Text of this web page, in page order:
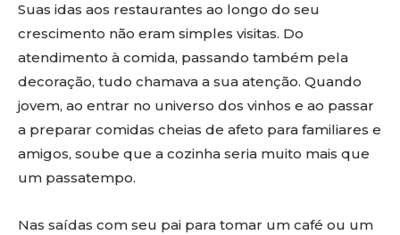
Suas idas aos restaurantes ao longo do seu
crescimento não eram simples visitas. Do
atendimento à comida, passando também pela
decoração, tudo chamava a sua atenção. Quando
jovem, ao entrar no universo dos vinhos e ao passar
a preparar comidas cheias de afeto para familiares e
amigos, soube que a cozinha seria muito mais que
um passatempo.
Nas saídas com seu pai para tomar um café ou um